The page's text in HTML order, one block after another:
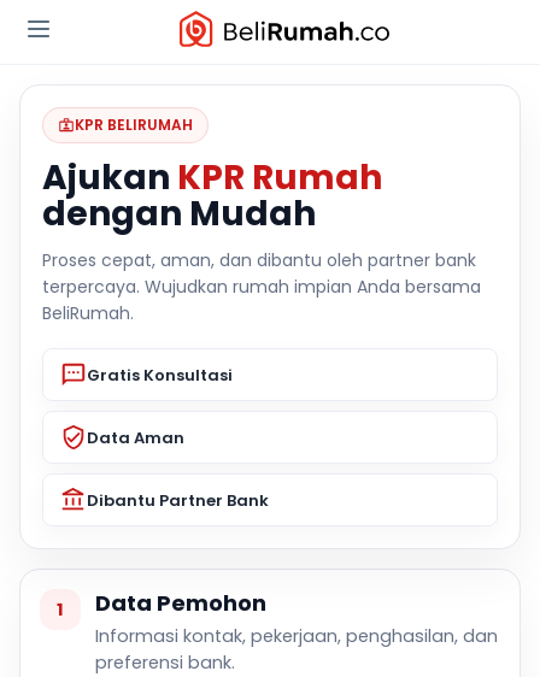
KPR BELIRUMAH
Ajukan KPR Rumah
dengan Mudah
Proses cepat, aman, dan dibantu oleh partner bank
terpercaya. Wujudkan rumah impian Anda bersama
BeliRumah.
Gratis Konsultasi
Data Aman
Dibantu Partner Bank
1 Data Pemohon
Informasi kontak, pekerjaan, penghasilan, dan
preferensi bank.